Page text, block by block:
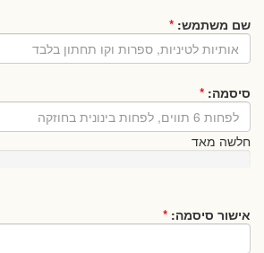
שם משתמש: *
סיסמה: *
חלשה מאד
אישור סיסמה: *